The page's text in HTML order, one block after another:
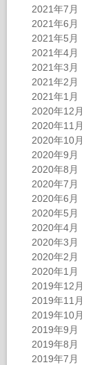
2021年7月
2021年6月
2021年5月
2021年4月
2021年3月
2021年2月
2021年1月
2020年12月
2020年11月
2020年10月
2020年9月
2020年8月
2020年7月
2020年6月
2020年5月
2020年4月
2020年3月
2020年2月
2020年1月
2019年12月
2019年11月
2019年10月
2019年9月
2019年8月
2019年7月